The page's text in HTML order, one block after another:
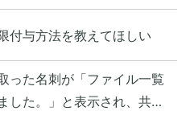
付与方法を教えてほしい
った名刺が「ファイル一覧
した。」と表示され、共有